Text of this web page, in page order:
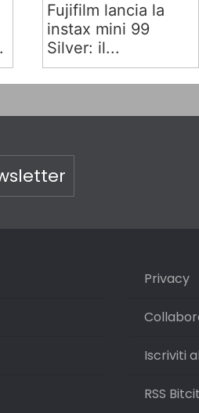
Fujifilm lancia la
instax mini 99
Silver: il...
Privacy
Iscriviti
RSS